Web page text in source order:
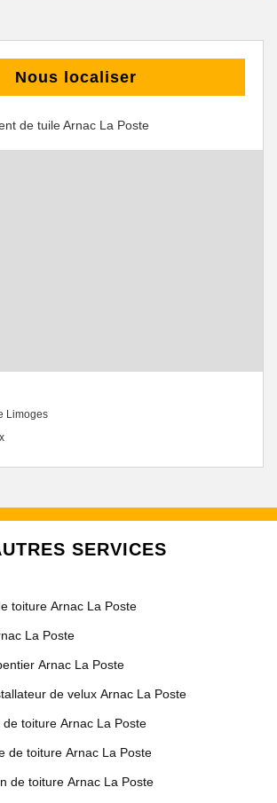
Nous localiser
de tuile Arnac La Poste
Limoges
SERVICES
toiture Arnac La Poste
La Poste
Arnac La Poste
de velux Arnac La Poste
toiture Arnac La Poste
de toiture Arnac La Poste
de toiture Arnac La Poste